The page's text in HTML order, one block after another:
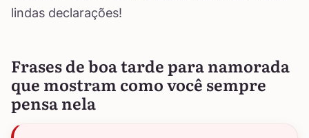
lindas declarações!
Frases de boa tarde para namorada
que mostram como você sempre
pensa nela